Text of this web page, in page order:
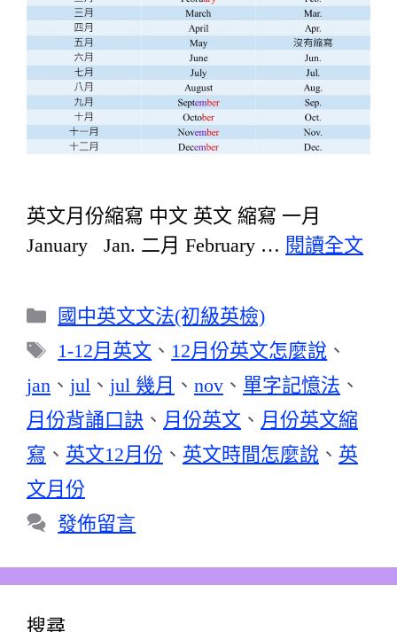
英文月份縮寫 中文 英文 縮寫 一月
January Jan. 二月 February … 閱讀全文
分
類
國中英文文法(初級英檢)
標
籤
1-12月英文 、 12月份英文怎麼說 、
jan 、 jul 、 jul 幾月 、 nov 、 單字記憶法 、
月份背誦口訣 、 月份英文 、 月份英文縮
寫 、 英文12月份 、 英文時間怎麼說 、 英
文月份
發佈留言
搜尋